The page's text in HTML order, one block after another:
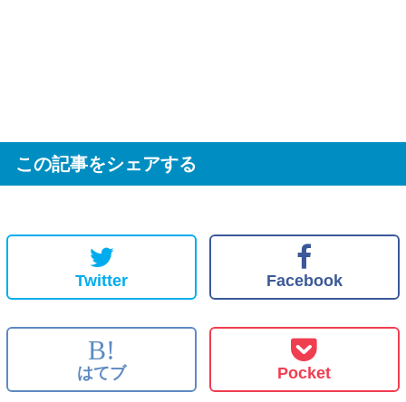
この記事をシェアする
Twitter Facebook
B!
はてブ Pocket